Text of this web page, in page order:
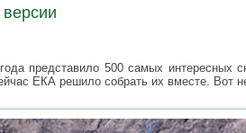
представило 500 самых
ЕКА решило собрать их вместе. Вот